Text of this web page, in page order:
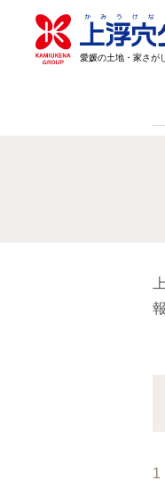
愛媛の土地・家さが